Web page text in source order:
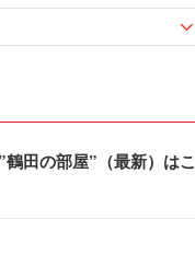
田の部屋”（最新）はこ